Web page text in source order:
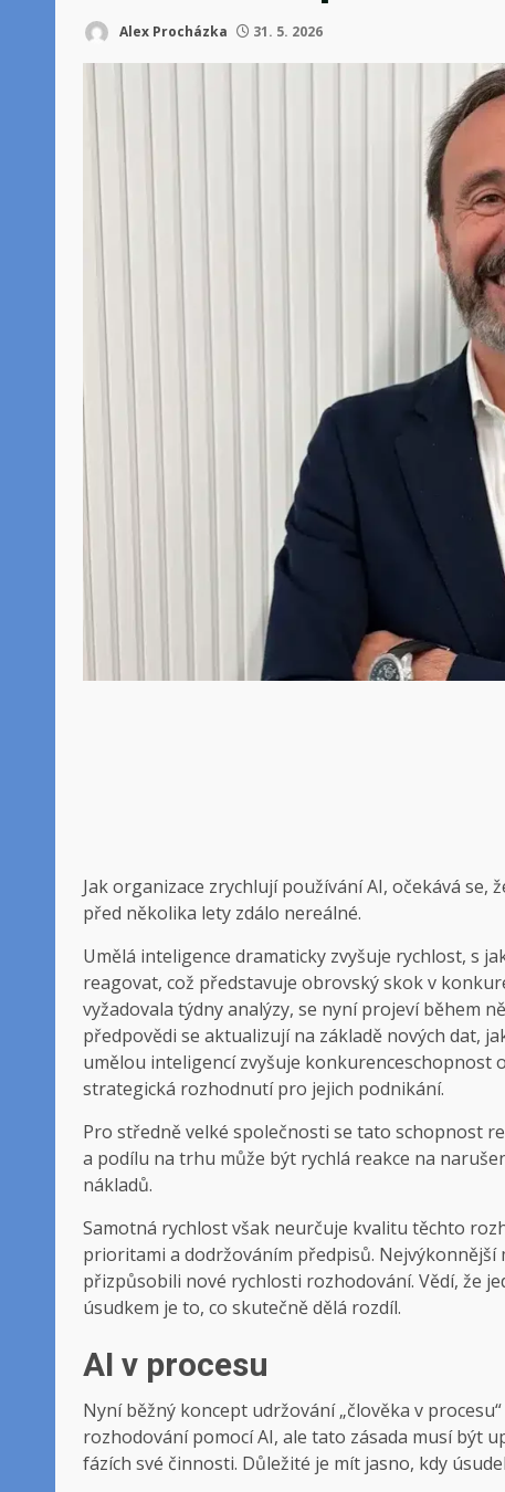
Alex Procházka 31. 5. 2026
Jak organizace zrychlují používání AI, očekává
před několika lety zdálo nereálné.
Umělá inteligence dramaticky zvyšuje rychlost, s
reagovat, což představuje obrovský skok v
vyžadovala týdny analýzy, se nyní projeví během
předpovědi se aktualizují na základě nových dat,
umělou inteligencí zvyšuje konkurenceschopnost
strategická rozhodnutí pro jejich podnikání.
Pro středně velké společnosti se tato schopnost
a podílu na trhu může být rychlá reakce na
nákladů.
Samotná rychlost však neurčuje kvalitu těchto
prioritami a dodržováním předpisů.
přizpůsobili nové rychlosti rozhodování. Vědí, že
úsudkem je to, co skutečně dělá rozdíl.
AI v procesu
Nyní běžný koncept udržování „člověka v
rozhodování pomocí AI, ale tato zásada musí být
fázích své činnosti. Důležité je mít jasno, kdy